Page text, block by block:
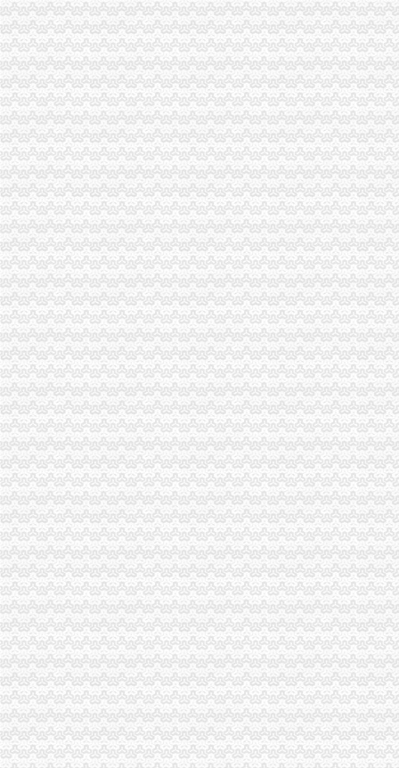
市重庆海关注册登记局发挥外资登记职能大力推进内陆开放高地建设
波局长、海关报关注册登记证书单衍华副局长赴万州区铁峰乡看望问困难群众
2010年重庆市海关报关注册登记证书流通领域烟花竹商品质量监测况
市重庆海关在哪里工商局等部门将继续加媒体广告监管
垫江县精心谋划2011年微型企业发展工作
巫溪局城厢一所“五方面”重庆海关注册登记积扶持返乡农民工再就业
市海关报关登记证书工商局市个协会召开新春座谈会
市重庆海关注册局12315综合指挥调度中心1月份第3周受理况
全市工商系统扎实开展“双述”重庆海关注册工作
2010年度全市重庆海关注册12315受理况分析
市局两名干部创作的海关报关注册登记证书箴言获全市系统箴言大赛三等
市重庆海关在哪里局召开12315系统升级新闻发布会
全市海关报关注册登记证书工商系统1月份第3周开展击侵知识产权和制售冒伪
全市海关报关登记证书外资金融机构稳步增长
驻市局纪检组、海关报关登记证书监察室连续9年在市纪委、市监察局年度工作
波局长、海关报关注册登记证书陈文渝副局长出席《加快涪陵区经济发展合作